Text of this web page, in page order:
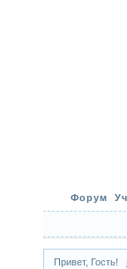
Форум
Привет, Гость!